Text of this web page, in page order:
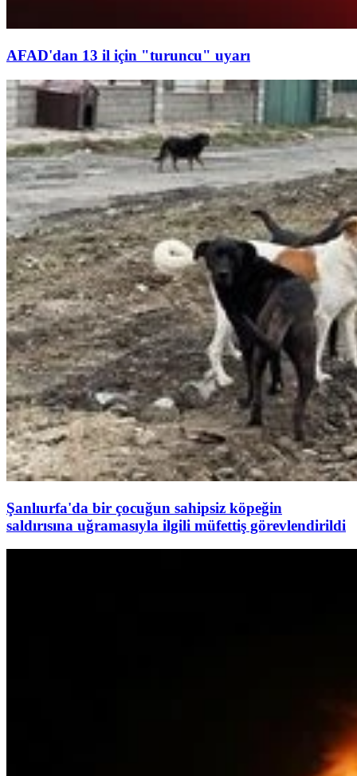
AFAD'dan 13 il için "turuncu" uyarı
Şanlıurfa'da bir çocuğun sahipsiz köpeğin
saldırısına uğramasıyla ilgili müfettiş görevlendirildi